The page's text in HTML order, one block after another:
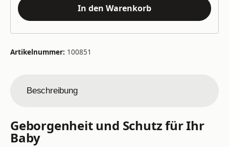
In den Warenkorb
Artikelnummer: 100851
Beschreibung
Geborgenheit und Schutz für Ihr
Baby